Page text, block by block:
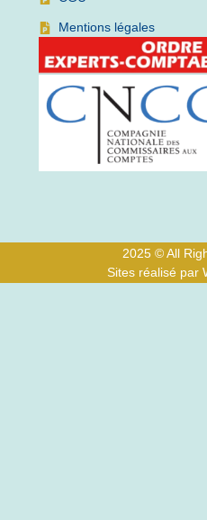
Mentions légales
2025 © All
Sites réalisé par